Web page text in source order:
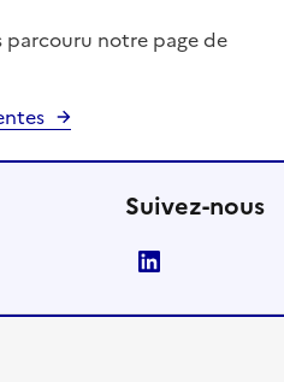
parcouru notre page de
Suivez-nous